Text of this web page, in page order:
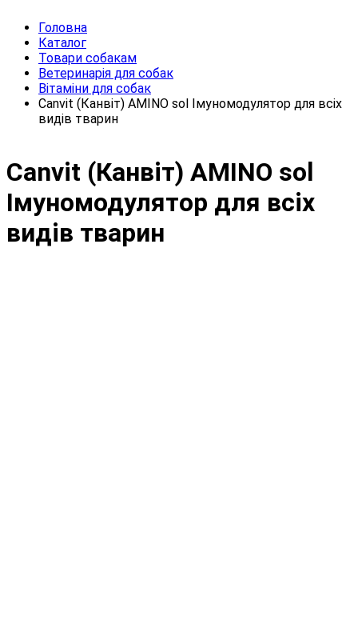
Головна
Каталог
Товари собакам
Ветеринарія для собак
Вітаміни для собак
Canvit (Канвіт) AMINO sol Імуномодулятор для всіх
видів тварин
Canvit (Канвіт) AMINO sol
Імуномодулятор для всіх
видів тварин